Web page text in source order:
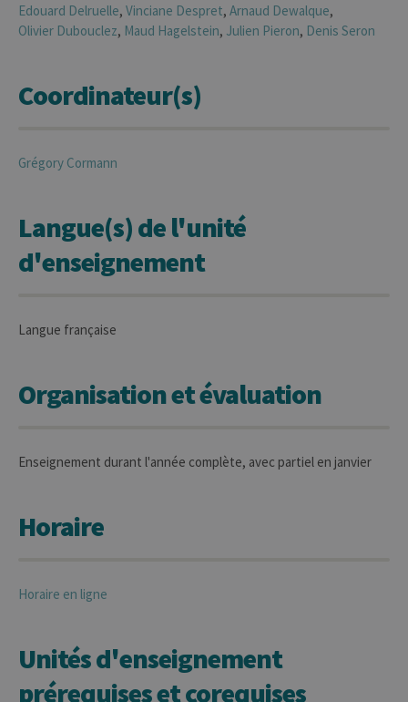
Edouard Delruelle, Vinciane Despret, Arnaud Dewalque,
Olivier Dubouclez, Maud Hagelstein, Julien Pieron, Denis Seron
Coordinateur(s)
Grégory Cormann
Langue(s) de l'unité
d'enseignement
Langue française
Organisation et évaluation
Enseignement durant l'année complète, avec partiel en janvier
Horaire
Horaire en ligne
Unités d'enseignement
prérequises et corequises